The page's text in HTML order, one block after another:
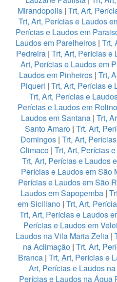
Mirandopolis| Trt, Art,
Trt, Art, Perícias e Laudos
Perícias e Laudos em
Laudos em Parelheiros| Trt,
Pedreira | Trt, Art, Perícias e
Art, Perícias e Laudos em
Laudos em Pinheiros| Trt,
Piqueri | Trt, Art, Perícias e
Trt, Art, Perícias e
Perícias e Laudos em
Laudos em Santana| Trt,
Santo Amaro | Trt, Art,
Domingos| Trt, Art,
Climaco| Trt, Art, Perícias
Trt, Art, Perícias e Laudos
Perícias e Laudos em São
Perícias e Laudos em São
Laudos em Sapopemba |
em Siciliano | Trt, Art,
Trt, Art, Perícias e Laudos
Perícias e Laudos em
Laudos na Vila Maria Zelia|
na Aclimação| Trt, Art,
Branca | Trt, Art, Perícias e
Art, Perícias e Laudos
Perícias e Laudos na Água